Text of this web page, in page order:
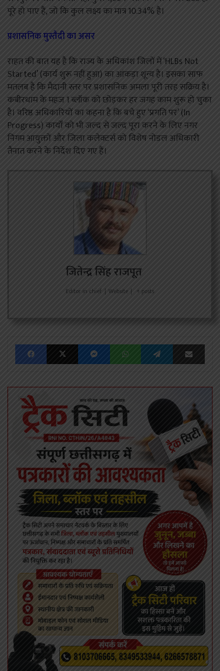
पूरे हो पाए हैं, जो कि कुल लक्ष्य का मात्र 10.34% है।
प्रशासनिक मुस्तैदी का असर
राहत की बात यह है कि राज्य के अधिकांश जिलों में ‘HLBs Not
Started’ (कार्य शुरू नहीं हुआ) का आंकड़ा शून्य है। इसका साफ
मतलब है कि मैदानी स्तर पर प्रशासनिक अमला पूरी तरह सक्रिय है।
कबीरधाम के महज 1 ब्लॉक को छोड़कर हर जगह काम शुरू हो चुका
है। वरिष्ठ अधिकारियों का कहना है कि बचे हुए ‘प्रगति पर’ (In
Progress) कार्यों को भी जल्द से जल्द पूरा करने के लिए नगर
निगम आयुक्तों और जिला कलेक्टर्स को विशेष नोडल अधिकारी
तैनात करने के निर्देश दिए गए हैं।
जितेन्द्र सिंह राजपूत
Editor in chief | Website | + posts
FacebookX MessengerWhatsAppTelegram Share via Email